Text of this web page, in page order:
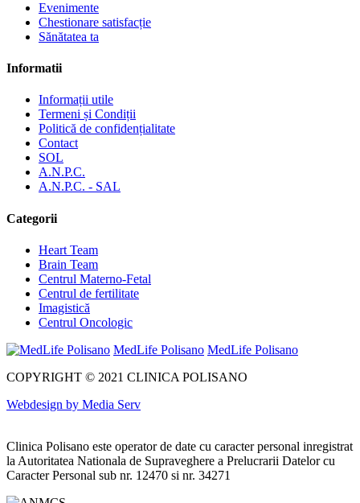
Evenimente
Chestionare satisfacție
Sănătatea ta
Informatii
Informații utile
Termeni și Condiții
Politică de confidențialitate
Contact
SOL
A.N.P.C.
A.N.P.C. - SAL
Categorii
Heart Team
Brain Team
Centrul Materno-Fetal
Centrul de fertilitate
Imagistică
Centrul Oncologic
MedLife Polisano MedLife Polisano
COPYRIGHT © 2021 CLINICA POLISANO
Webdesign by Media Serv
Clinica Polisano este operator de date cu caracter personal inregistrat
la Autoritatea Nationala de Supraveghere a Prelucrarii Datelor cu
Caracter Personal sub nr. 12470 si nr. 34271